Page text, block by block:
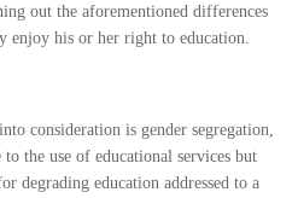
out the aforementioned differences
his or her right to education.
consideration is gender segregation,
the use of educational services but
degrading education addressed to a